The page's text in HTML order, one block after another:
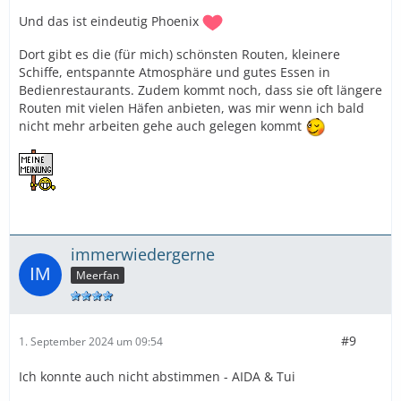
Und das ist eindeutig Phoenix
Dort gibt es die (für mich) schönsten Routen, kleinere
Schiffe, entspannte Atmosphäre und gutes Essen in
Bedienrestaurants. Zudem kommt noch, dass sie oft längere
Routen mit vielen Häfen anbieten, was mir wenn ich bald
nicht mehr arbeiten gehe auch gelegen kommt
immerwiedergerne
Meerfan
1. September 2024 um 09:54 #9
Ich konnte auch nicht abstimmen - AIDA & Tui